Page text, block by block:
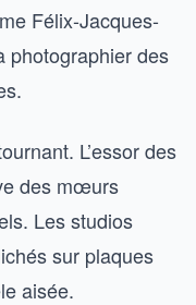
Félix-Jacques-
photographier des
L’essor des
des mœurs
Les studios
sur plaques
aisée.